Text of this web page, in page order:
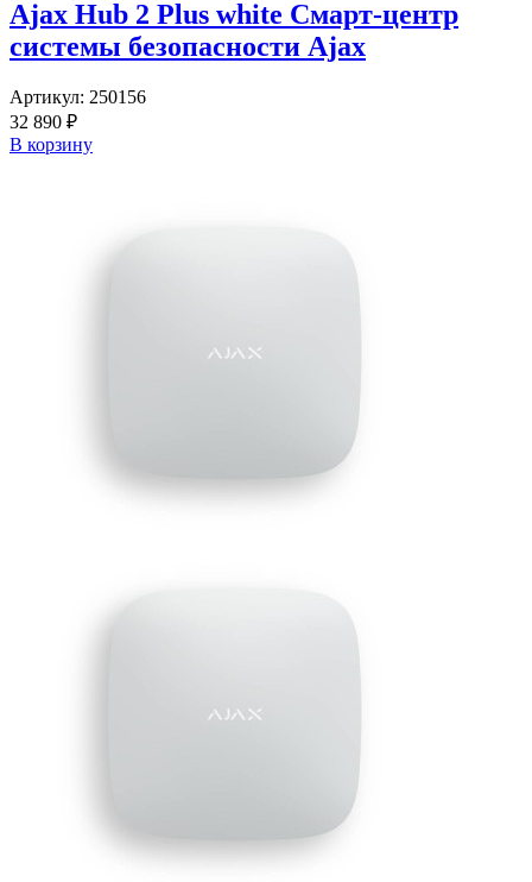
Ajax Hub 2 Plus white Смарт-центр
системы безопасности Ajax
Артикул: 250156
32 890 ₽
В корзину